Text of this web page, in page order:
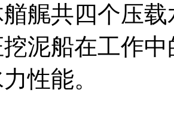
艉共四个压
泥船在工作
性能。